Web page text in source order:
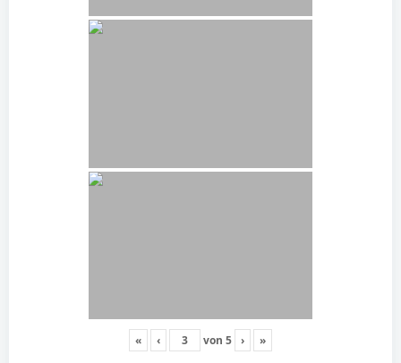
« ‹ von 5 › »